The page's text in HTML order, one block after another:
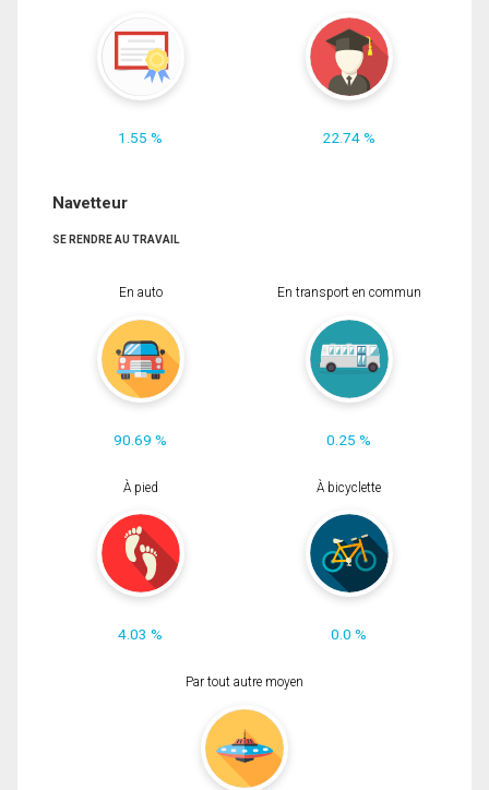
1.55 % 22.74 %
Navetteur
SE RENDRE AU TRAVAIL
En auto
90.69 %
En transport en commun
0.25 %
À pied
4.03 %
À bicyclette
0.0 %
Par tout autre moyen